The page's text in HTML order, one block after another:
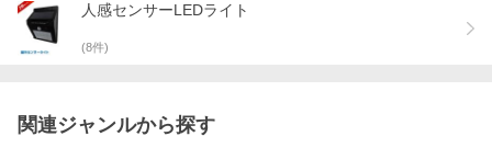
人感センサーLEDライト
(8件)
関連ジャンルから探す